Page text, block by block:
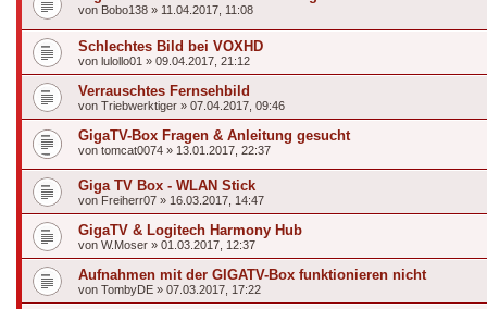
von Bobo138 » 11.04.2017, 11:08
Schlechtes Bild bei VOXHD
von lulollo01 » 09.04.2017, 21:12
Verrauschtes Fernsehbild
von Triebwerktiger » 07.04.2017, 09:46
GigaTV-Box Fragen & Anleitung gesucht
von tomcat0074 » 13.01.2017, 22:37
Giga TV Box - WLAN Stick
von Freiherr07 » 16.03.2017, 14:47
GigaTV & Logitech Harmony Hub
von W.Moser » 01.03.2017, 12:37
Aufnahmen mit der GIGATV-Box funktionieren nicht
von TombyDE » 07.03.2017, 17:22